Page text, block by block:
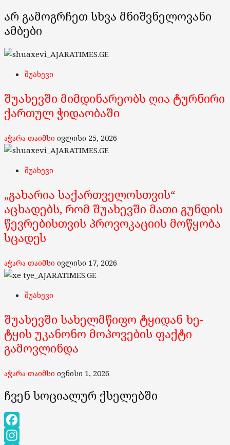
არ გამოგრჩეთ სხვა მნიშვნელოვანი
ამბები
შუახევი
შუახევში მიმდინარეობს ღია ტურნირი
ქართულ ჭიდაობაში
აჭარა თაიმსი ივლისი 25, 2026
შუახევი
„გახარია საქართველოსთვის“
აცხადებს, რომ შუახევში მათი გუნდის
წევრებისთვის პროვოკაციის მოწყობა
სცადეს
აჭარა თაიმსი ივლისი 17, 2026
შუახევი
შუახევში სახელმწიფო ტყიდან ხე-
ტყის უკანონო მოპოვების ფაქტი
გამოვლინდა
აჭარა თაიმსი ივნისი 1, 2026
ჩვენ სოციალურ ქსელებში
Facebook